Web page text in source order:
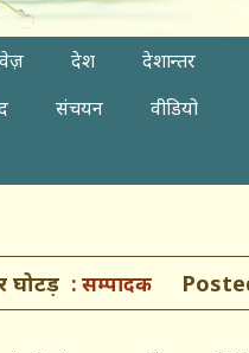
देश
देशान्तर
संचयन
वीडियो
घोटड़ सम्पादक